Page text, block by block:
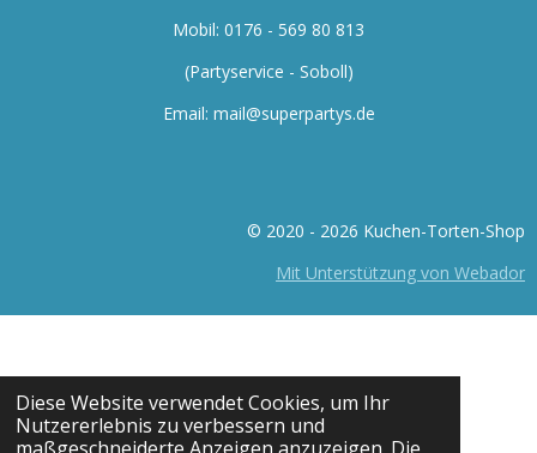
Diese Website verwendet Cookies, um Ihr
Nutzererlebnis zu verbessern und
Mobil: 0176 - 569 80 813
(Partyservice - Soboll)
Email: mail@superpartys.de
© 2020 - 2026 Kuchen-Torten-Shop
Mit Unterstützung von Webador